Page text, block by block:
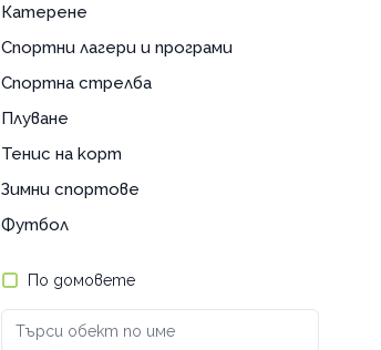
Катерене
Спортни лагери и програми
Спортна стрелба
Плуване
Тенис на корт
Зимни спортове
Футбол
По домовете